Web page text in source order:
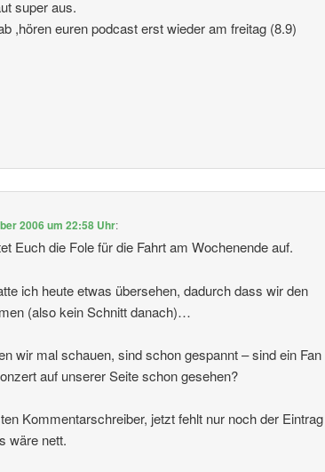
super aus.
,hören euren podcast erst wieder am freitag (8.9)
2006 um 22:58 Uhr:
Euch die Fole für die Fahrt am Wochenende auf.
ich heute etwas übersehen, dadurch dass wir den
(also kein Schnitt danach)…
wir mal schauen, sind schon gespannt – sind ein Fan
auf unserer Seite schon gesehen?
Kommentarschreiber, jetzt fehlt nur noch der Eintrag
wäre nett.